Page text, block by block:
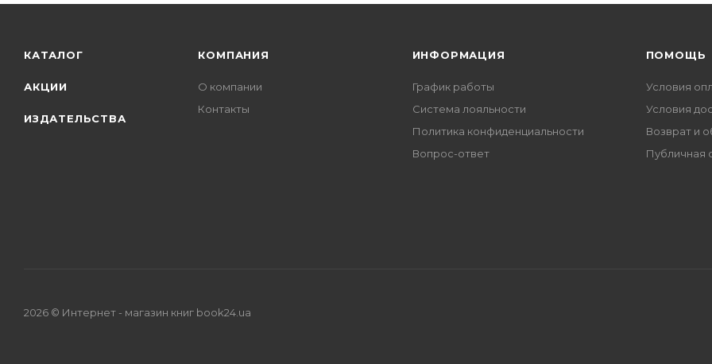
КАТАЛОГ
АКЦИИ
ИЗДАТЕЛЬСТВА
КОМПАНИЯ
О компании
Контакты
ИНФОРМАЦИЯ
График работы
Система лояльности
Политика конфиденциальности
Вопрос-ответ
ПОМОЩЬ
Условия
Условия
Возврат и
Публичная
2026 © Интернет - магазин книг book24.ua